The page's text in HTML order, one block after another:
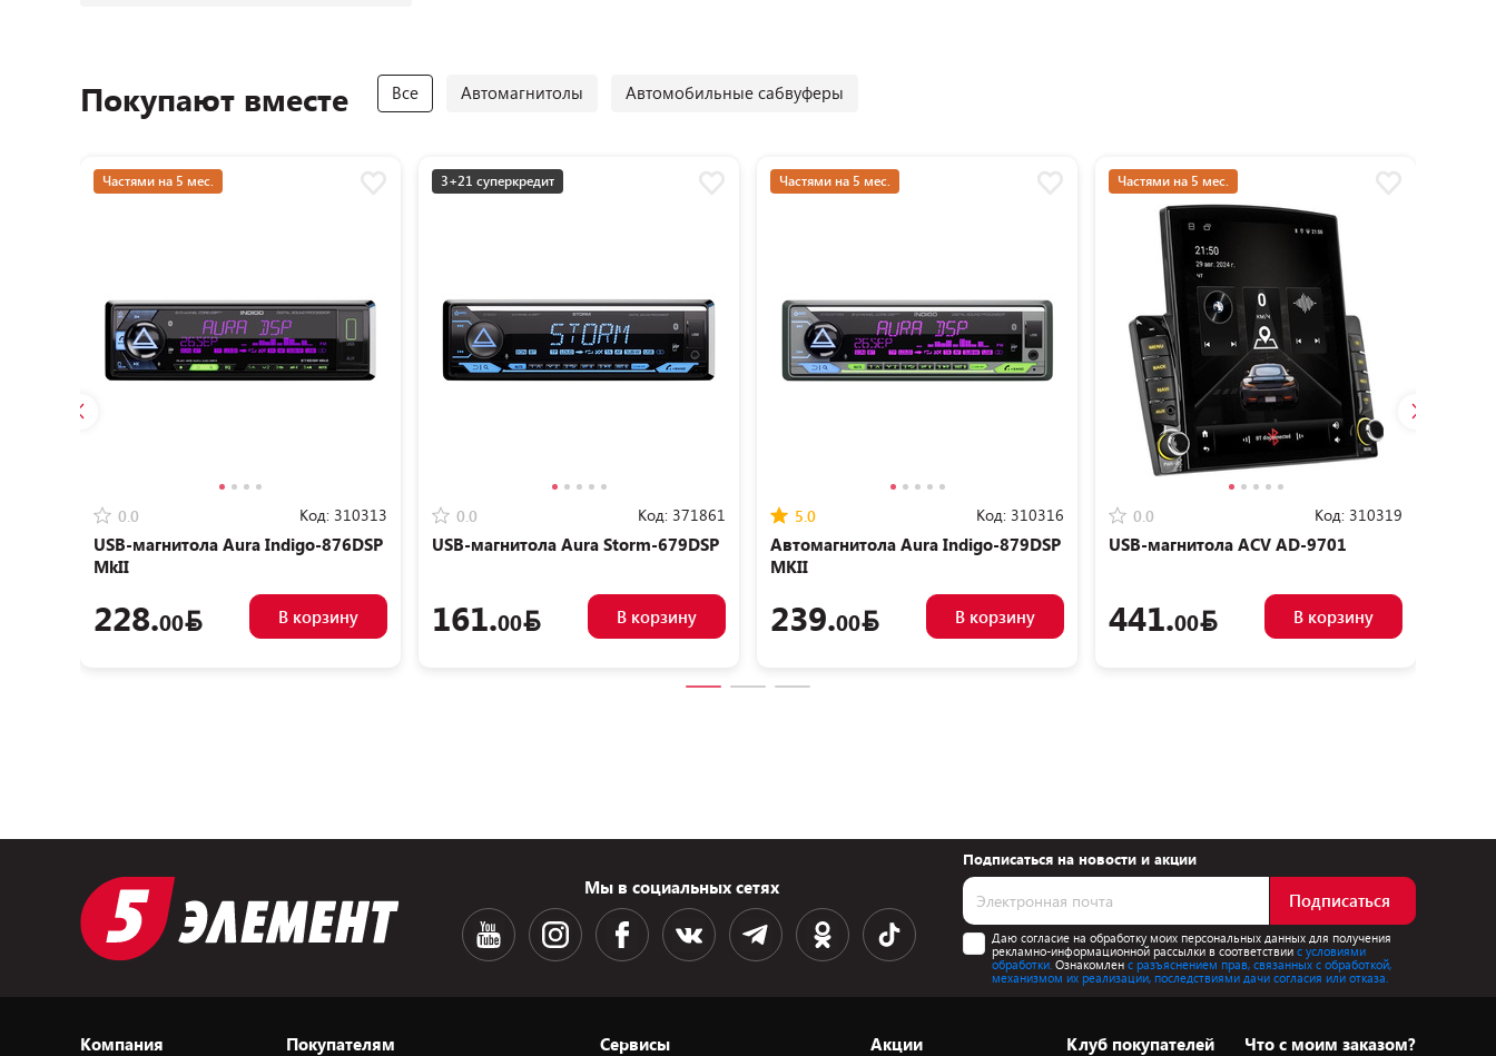
Покупают вместе Все Автомагнитолы Автомобильные сабвуферы
Частями на 5 мес.
0.0 Код: 310313
USB-магнитола Aura Indigo-876DSP
MkII
228.00 В корзину
3+21 суперкредит
0.0 Код: 371861
USB-магнитола Aura Storm-679DSP
161.00 В корзину
Частями на 5 мес.
5.0 Код: 310316
Автомагнитола Aura Indigo-879DSP
MKII
239.00 В корзину
Частями на 5 мес.
0.0 Код: 310319
USB-магнитола ACV AD-9701
441.00 В корзину
Мы в социальных сетях
Подписаться на новости и акции
Подписаться
Даю согласие на обработку моих персональных данных для получения
рекламно-информационной рассылки в соответствиис условиями
обработки. Ознакомлен с разъяснением прав, связанных с обработкой,
механизмом их реализации, последствиями дачи согласия или отказа.
Компания Покупателям Сервисы Акции Клуб покупателей Что с моим заказом?